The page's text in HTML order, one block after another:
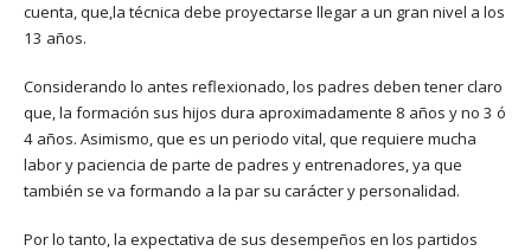
cuenta, que,la técnica debe proyectarse llegar a un gran nivel a los
13 años.
Considerando lo antes reflexionado, los padres deben tener claro
que, la formación sus hijos dura aproximadamente 8 años y no 3 ó
4 años. Asimismo, que es un periodo vital, que requiere mucha
labor y paciencia de parte de padres y entrenadores, ya que
también se va formando a la par su carácter y personalidad.
Por lo tanto, la expectativa de sus desempeños en los partidos